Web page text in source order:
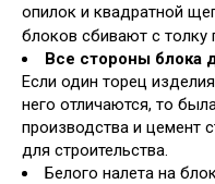
опилок и квадратной
блоков сбивают с толку
Все стороны блока
Если один торец
него отличаются, то
производства и цемент
для строительства.
Белого налета на